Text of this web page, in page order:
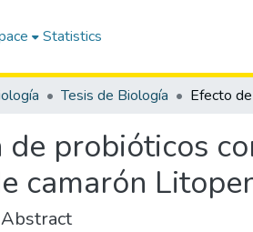
Statistics
Tesis de Biología
probióticos
camarón
Abstract